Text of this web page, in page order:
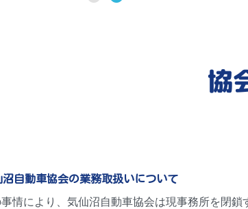
協
沼自動車協会の業務取扱いについて
情により、気仙沼自動車協会は現事務所を閉鎖